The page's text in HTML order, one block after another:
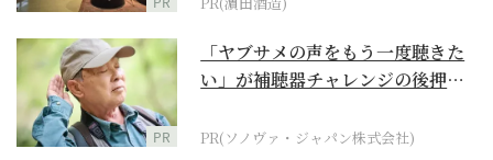
PR
「ヤブサメの声をもう一度聴きた
い」が補聴器チャレンジの後押し
PR(ソノヴァ・ジャパン株式会社)